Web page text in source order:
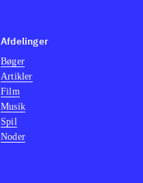
Afdelinger
Bøger
Artikler
Film
Musik
Spil
Noder